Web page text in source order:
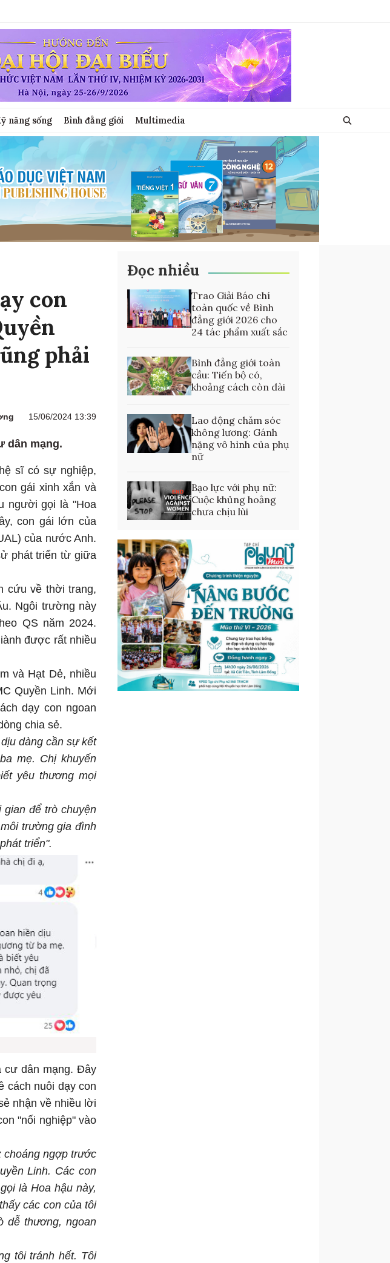
năng sống Bình đẳng giới Multimedia
con
phải
15/06/2024 13:39
dân mạng.
sĩ có sự nghiệp,
gái xinh xắn và
người gọi là "Hoa
con gái lớn của
của nước Anh.
phát triển từ giữa
cứu về thời trang,
Ngôi trường này
QS năm 2024.
được rất nhiều
và Hạt Dẻ, nhiều
Quyền Linh. Mới
dạy con ngoan
chia sẻ.
dàng cần sự kết
mẹ. Chị khuyến
yêu thương mọi
để trò chuyện
trường gia đình
triển".
cư dân mạng. Đây
cách nuôi dạy con
nhận về nhiều lời
"nối nghiệp" vào
choáng ngợp trước
Linh. Các con
là Hoa hậu này,
các con của tôi
dễ thương, ngoan
tôi tránh hết. Tôi
Đọc nhiều
Trao Giải Báo chí
toàn quốc về Bình
đẳng giới 2026 cho
24 tác phẩm xuất sắc
Bình đẳng giới toàn
cầu: Tiến bộ có,
khoảng cách còn dài
Lao động chăm sóc
không lương: Gánh
nặng vô hình của phụ
nữ
Bạo lực với phụ nữ:
Cuộc khủng hoảng
chưa chịu lùi